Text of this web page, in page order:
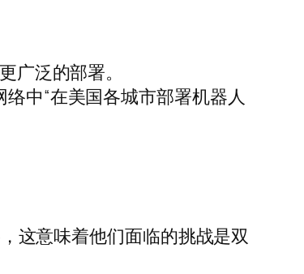
泛的部署。
中“在美国各城市部署机器人
这意味着他们面临的挑战是双